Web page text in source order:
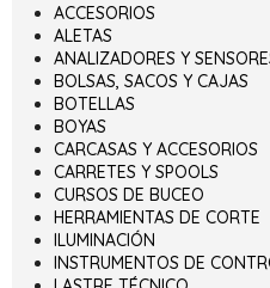
ACCESORIOS
ALETAS
ANALIZADORES Y
BOLSAS, SACOS Y CAJAS
BOTELLAS
BOYAS
CARCASAS Y ACCESORIOS
CARRETES Y SPOOLS
CURSOS DE BUCEO
HERRAMIENTAS DE CORTE
ILUMINACIÓN
INSTRUMENTOS DE